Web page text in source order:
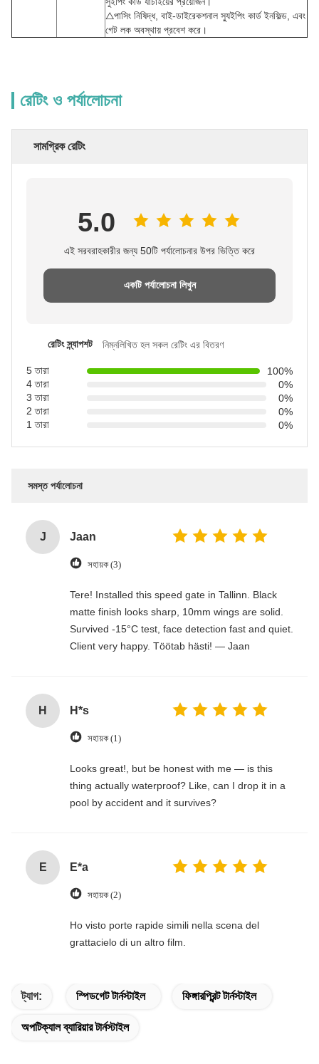
△পাসিং নিষিদ্ধ, বাই-ডাইরেকশনাল স্যুইপিং কার্ড ইনফিল্ড, এবং
গেট লক অবস্থায় প্রবেশ করে।
রেটিং ও পর্যালোচনা
সামগ্রিক রেটিং
5.0
এই সরবরাহকারীর জন্য 50টি পর্যালোচনার উপর ভিত্তি করে
একটি পর্যালোচনা লিখুন
রেটিং স্ন্যাপশট নিম্নলিখিত হল সকল রেটিং এর বিতরণ
5 তারা
100%
4 তারা
0%
3 তারা
0%
2 তারা
0%
1 তারা
0%
সমস্ত পর্যালোচনা
J Jaan
সহায়ক (3)
Tere! Installed this speed gate in Tallinn. Black
matte finish looks sharp, 10mm wings are solid.
Survived -15°C test, face detection fast and quiet.
Client very happy. Töötab hästi! — Jaan
H H*s
সহায়ক (1)
Looks great!, but be honest with me — is this
thing actually waterproof? Like, can I drop it in a
pool by accident and it survives?
E E*a
সহায়ক (2)
Ho visto porte rapide simili nella scena del
grattacielo di un altro film.
ট্যাগ: স্পিডগেট টার্নস্টাইল ফিঙ্গারপ্রিন্ট টার্নস্টাইল
অপটিক্যাল ব্যারিয়ার টার্নস্টাইল